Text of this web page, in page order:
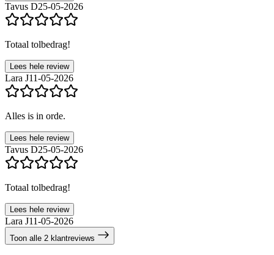
Tavus D25-05-2026
Totaal tolbedrag!
Lees hele review
Lara J11-05-2026
Alles is in orde.
Lees hele review
Tavus D25-05-2026
Totaal tolbedrag!
Lees hele review
Lara J11-05-2026
Toon alle 2 klantreviews